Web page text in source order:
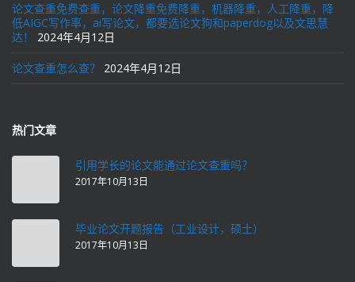
论文查重免费查重，论文降重免费降重，机器降重，人工降重，降
低AIGC写作率，ai写论文，都要选论文狗和paperdog以及文思慧
达！
2024年4月12日
论文查重怎么查？ 2024年4月12日
热门文章
引用学长的论文能通过论文查重吗？
2017年10月13日
毕业论文开题报告（工业设计，硕士）
2017年10月13日